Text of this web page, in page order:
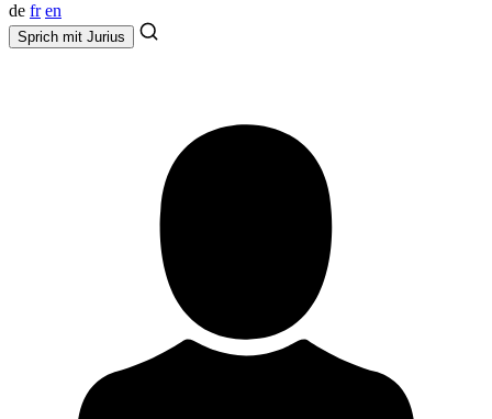
de fr en
Sprich mit Jurius